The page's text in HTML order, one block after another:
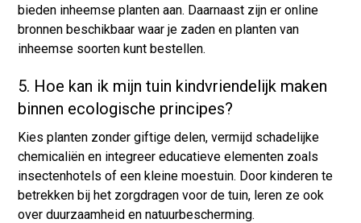
bieden inheemse planten aan. Daarnaast zijn er online
bronnen beschikbaar waar je zaden en planten van
inheemse soorten kunt bestellen.
5. Hoe kan ik mijn tuin kindvriendelijk maken
binnen ecologische principes?
Kies planten zonder giftige delen, vermijd schadelijke
chemicaliën en integreer educatieve elementen zoals
insectenhotels of een kleine moestuin. Door kinderen te
betrekken bij het zorgdragen voor de tuin, leren ze ook
over duurzaamheid en natuurbescherming.